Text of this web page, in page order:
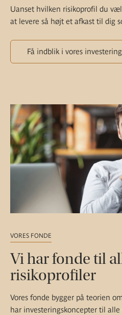
Uanset hvilken risikoprofil du
at levere så højt et afkast til dig
Få indblik i vores
VORES FONDE
Vi har fonde til
risikoprofiler
Vores fonde bygger på teorien
har investeringskoncepter til